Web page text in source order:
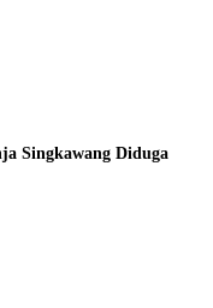
Singkawang Diduga